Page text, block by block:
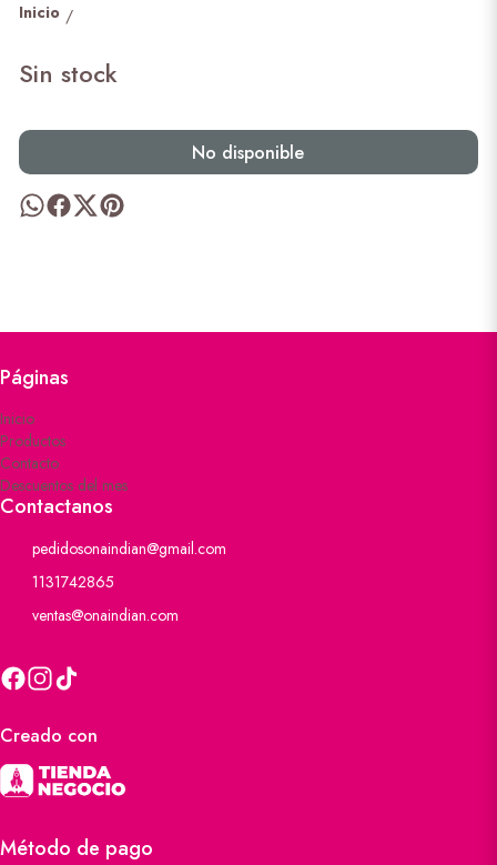
Inicio /
Sin stock
No disponible
Páginas
Inicio
Productos
Contacto
Descuentos del mes
Contactanos
pedidosonaindian@gmail.com
1131742865
ventas@onaindian.com
Creado con
Método de pago